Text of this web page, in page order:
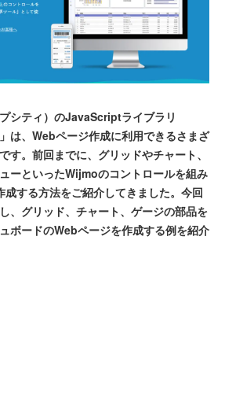
シティ）のJavaScriptライブラリ
は、Webページ作成に利用できるさまざ
す。前回までに、グリッドやチャート、
ーといったWijmoのコントロールを組み
する方法をご紹介してきました。今回
、グリッド、チャート、ゲージの部品を
ボードのWebページを作成する例を紹介